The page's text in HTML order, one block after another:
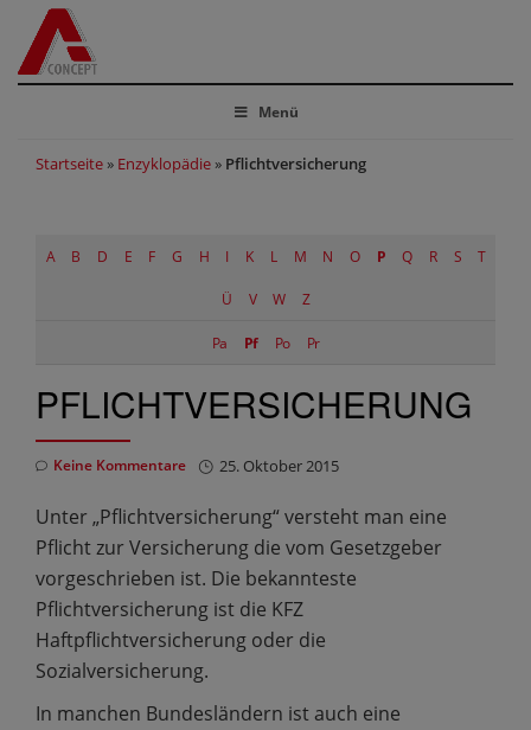
Menü
Startseite » Enzyklopädie » Pflichtversicherung
A B D E F G H I K L M N O P Q R S T
Ü V W Z
Pa Pf Po Pr
PFLICHTVERSICHERUNG
25. Oktober 2015
Keine Kommentare
Unter „Pflichtversicherung“ versteht man eine
Pflicht zur Versicherung die vom Gesetzgeber
vorgeschrieben ist. Die bekannteste
Pflichtversicherung ist die KFZ
Haftpflichtversicherung oder die
Sozialversicherung.
In manchen Bundesländern ist auch eine